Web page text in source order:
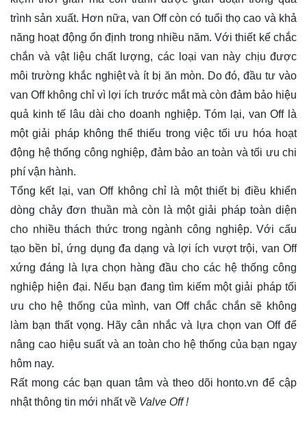
trình sản xuất. Hơn nữa, van Off còn có tuổi thọ cao và khả
năng hoạt động ổn định trong nhiều năm. Với thiết kế chắc
chắn và vật liệu chất lượng, các loại van này chịu được
môi trường khắc nghiệt và ít bị ăn mòn. Do đó, đầu tư vào
van Off không chỉ vì lợi ích trước mắt mà còn đảm bảo hiệu
quả kinh tế lâu dài cho doanh nghiệp. Tóm lại, van Off là
một giải pháp không thể thiếu trong việc tối ưu hóa hoạt
động hệ thống công nghiệp, đảm bảo an toàn và tối ưu chi
phí vận hành.
Tổng kết lại, van Off không chỉ là một thiết bị điều khiển
dòng chảy đơn thuần mà còn là một giải pháp toàn diện
cho nhiều thách thức trong ngành công nghiệp. Với cấu
tạo bền bỉ, ứng dụng đa dạng và lợi ích vượt trội, van Off
xứng đáng là lựa chọn hàng đầu cho các hệ thống công
nghiệp hiện đại. Nếu bạn đang tìm kiếm một giải pháp tối
ưu cho hệ thống của mình, van Off chắc chắn sẽ không
làm bạn thất vọng. Hãy cân nhắc và lựa chọn van Off để
nâng cao hiệu suất và an toàn cho hệ thống của bạn ngay
hôm nay.
Rất mong các bạn quan tâm và theo dõi honto.vn để cập
nhật thông tin mới nhất về Valve Off !